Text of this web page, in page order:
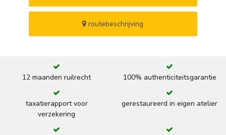
routebeschrijving
12 maanden ruilrecht 100% authenticiteitsgarantie
taxatierapport voor
verzekering
gerestaureerd in eigen atelier